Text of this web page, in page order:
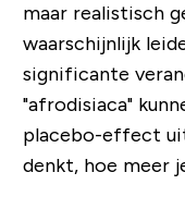
maar realistisch
waarschijnlijk
significante
"afrodisiaca"
placebo-effect
denkt, hoe meer